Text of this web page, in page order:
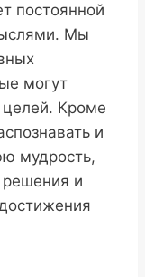
постоянной
Мы
могут
Кроме
и
мудрость,
и